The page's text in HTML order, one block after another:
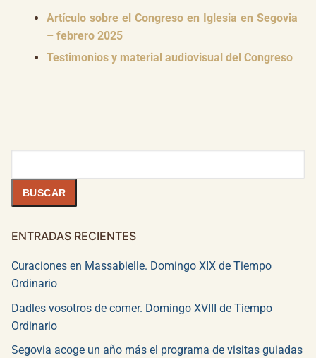
Artículo sobre el Congreso en Iglesia en Segovia
– febrero 2025
Testimonios y material audiovisual del Congreso
BUSCAR
ENTRADAS RECIENTES
Curaciones en Massabielle. Domingo XIX de Tiempo
Ordinario
Dadles vosotros de comer. Domingo XVIII de Tiempo
Ordinario
Segovia acoge un año más el programa de visitas guiadas